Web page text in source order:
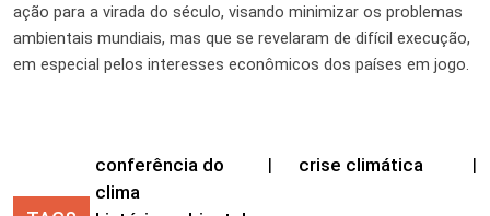
ação para a virada do século, visando minimizar os problemas
ambientais mundiais, mas que se revelaram de difícil execução,
em especial pelos interesses econômicos dos países em jogo.
conferência do
clima
| crise climática |